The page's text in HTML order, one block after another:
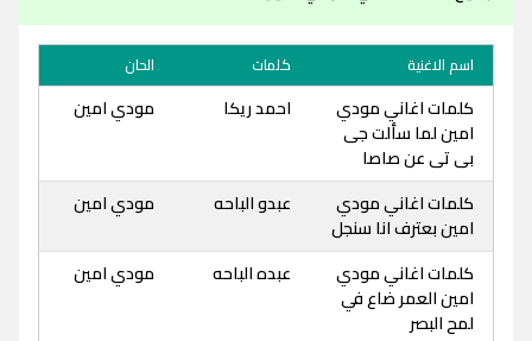
اسم الاغنية كلمات الحان
كلمات اغاني مودي
امين لما سألت جى
بى تى عن صاصا
احمد ريكا مودي امين
كلمات اغاني مودي
امين بعترف انا سنجل
عبدو الباحه مودي امين
كلمات اغاني مودي
امين العمر ضاع في
لمح البصر
عبده الباحه مودي امين